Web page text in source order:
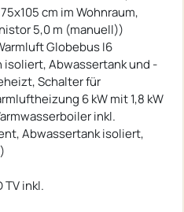
cm im Wohnraum,
5,0 m (manuell))
Globebus I6
Abwassertank und -
Schalter für
6 kW mit 1,8 kW
inkl.
Abwassertank isoliert,
TV inkl.